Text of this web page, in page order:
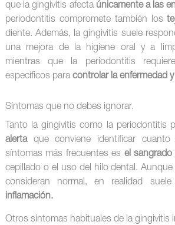
que la gingivitis afecta únicamente a las
periodontitis compromete también los
diente. Además, la gingivitis suele
una mejora de la higiene oral y a
mientras que la periodontitis
específicos para controlar la enfermedad
Síntomas que no debes ignorar.
Tanto la gingivitis como la periodontitis
alertaque conviene identificar
síntomas más frecuentes es el sangrado
cepillado o el uso del hilo dental.
consideran normal, en realidad
inflamación.
Otros síntomas habituales de la gingivitis